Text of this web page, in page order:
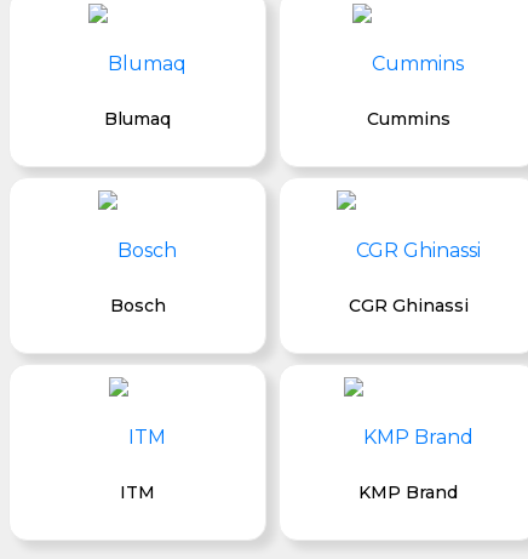
Blumaq Cummins
Bosch CGR Ghinassi
ITM KMP Brand